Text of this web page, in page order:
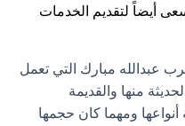
أيضاً لتقديم الخدمات
عبدالله مبارك التي تعمل
منها والقديمة
ومهما كان حجمها